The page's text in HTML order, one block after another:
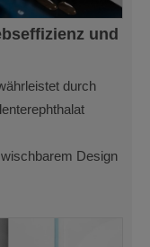
und
durch
Design